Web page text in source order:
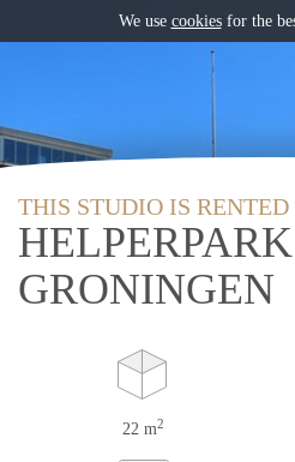
THIS STUDIO IS RENTED
GRONINGEN
22 m2
We use cookiesfor the